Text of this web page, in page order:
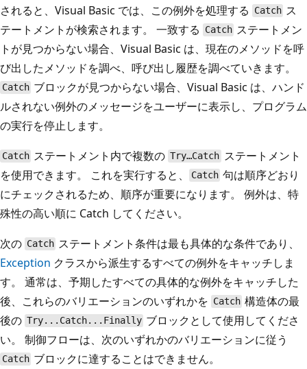
されると、Visual Basic では、この例外を処理する
Catch ス
テートメントが検索されます。 一致する
Catch ステートメン
トが見つからない場合、Visual Basic は、現在のメソッドを呼
び出したメソッドを調べ、呼び出し履歴を調べていきます。
Catch ブロックが見つからない場合、Visual Basic は、ハンド
ルされない例外のメッセージをユーザーに表示し、プログラム
の実行を停止します。
Catch ステートメント内で複数の Try…Catch ステートメント
を使用できます。 これを実行すると、
Catch 句は順序どおり
にチェックされるため、順序が重要になります。 例外は、特
殊性の高い順に Catch してください。
次の Catch ステートメント条件は最も具体的な条件であり、
Exception クラスから派生するすべての例外をキャッチしま
す。 通常は、予期したすべての具体的な例外をキャッチした
後、これらのバリエーションのいずれかを Catch 構造体の最
後の Try...Catch...Finally ブロックとして使用してくださ
い。 制御フローは、次のいずれかのバリエーションに従う
Catch ブロックに達することはできません。